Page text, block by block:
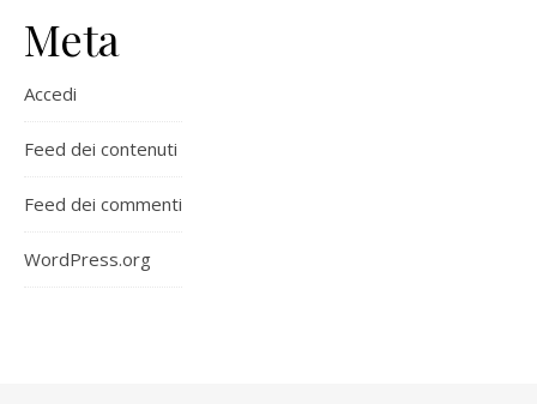
Meta
Accedi
Feed dei contenuti
Feed dei commenti
WordPress.org